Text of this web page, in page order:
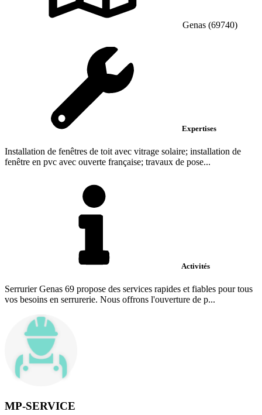
Genas (69740)
Expertises
Installation de fenêtres de toit avec vitrage solaire; installation de
fenêtre en pvc avec ouverte française; travaux de pose...
Activités
Serrurier Genas 69 propose des services rapides et fiables pour tous
vos besoins en serrurerie. Nous offrons l'ouverture de p...
MP-SERVICE